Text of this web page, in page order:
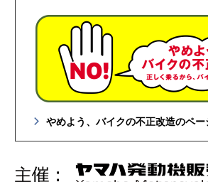
やめよう、バイクの不正改造のペー